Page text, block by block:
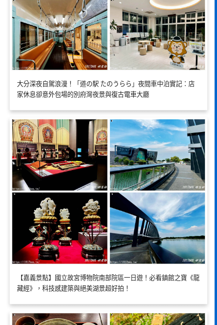
大分深夜自駕浪漫！「道の駅 たのうらら」夜間車中泊實記：店
家休息卻意外包場的別府灣夜景與復古電車大廳
【嘉義景點】國立故宮博物院南部院區一日遊！必看鎮館之寶《龍
藏經》，科技感建築與絕美湖景超好拍！